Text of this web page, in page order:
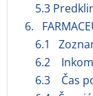
5.3
6.
6.1
6.2
6.3 Čas